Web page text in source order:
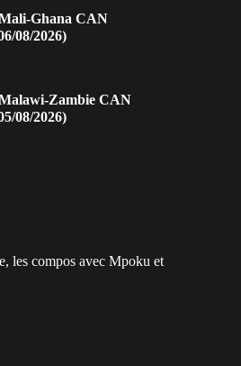
Ghana CAN
08/2026)
Zambie CAN
08/2026)
les compos avec Mpoku et